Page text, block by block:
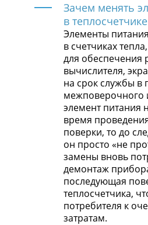
Зачем менять
в
Элементы
в счетчиках
для обеспечения
вычислителя,
на срок службы в
межповерочного
элемент питания
время
поверки, то до
он просто «не
замены вновь
демонтаж
последующая
теплосчетчика,
потребителя к
затратам.